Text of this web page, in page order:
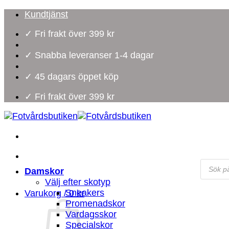
Skip
content
Kundtjänst
✓ Fri frakt över 399 kr
✓ Snabba leveranser 1-4 dagar
✓ 45 dagars öppet köp
✓ Fri frakt över 399 kr
search
Varukorg /0kr
Damskor
Välj efter skotyp
Sneakers
Promenadskor
Vardagsskor
Specialskor